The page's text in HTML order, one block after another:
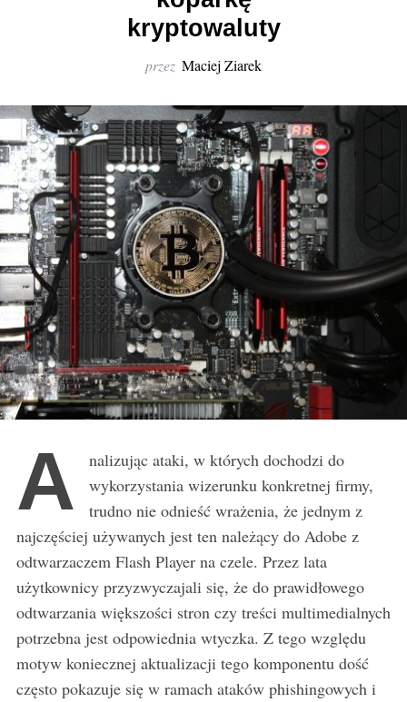
kryptowaluty
przez Maciej Ziarek
A
nalizując ataki, w których dochodzi do
wykorzystania wizerunku konkretnej firmy,
trudno nie odnieść wrażenia, że jednym z
najczęściej używanych jest ten należący do Adobe z
odtwarzaczem Flash Player na czele. Przez lata
użytkownicy przyzwyczajali się, że do prawidłowego
odtwarzania większości stron czy treści multimedialnych
potrzebna jest odpowiednia wtyczka. Z tego względu
motyw koniecznej aktualizacji tego komponentu dość
często pokazuje się w ramach ataków phishingowych i